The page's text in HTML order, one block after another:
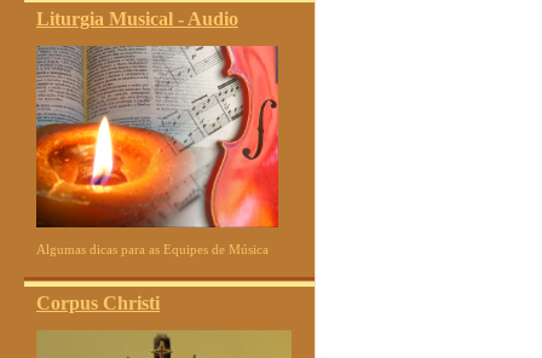
Liturgia Musical - Audio
Algumas dicas para as Equipes de Música
Corpus Christi